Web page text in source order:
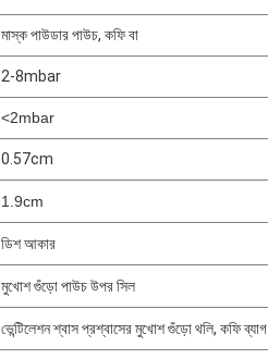
মাস্ক পাউডার পাউচ, কফি বা
2-8mbar
<2mbar
0.57cm
1.9cm
ডিশ আকার
মুখোশ গুঁড়ো পাউচ উপর সিল
ভেন্টিলেশন শ্বাস প্রশ্বাসের মুখোশ গুঁড়ো থলি, কফি ব্যাগ